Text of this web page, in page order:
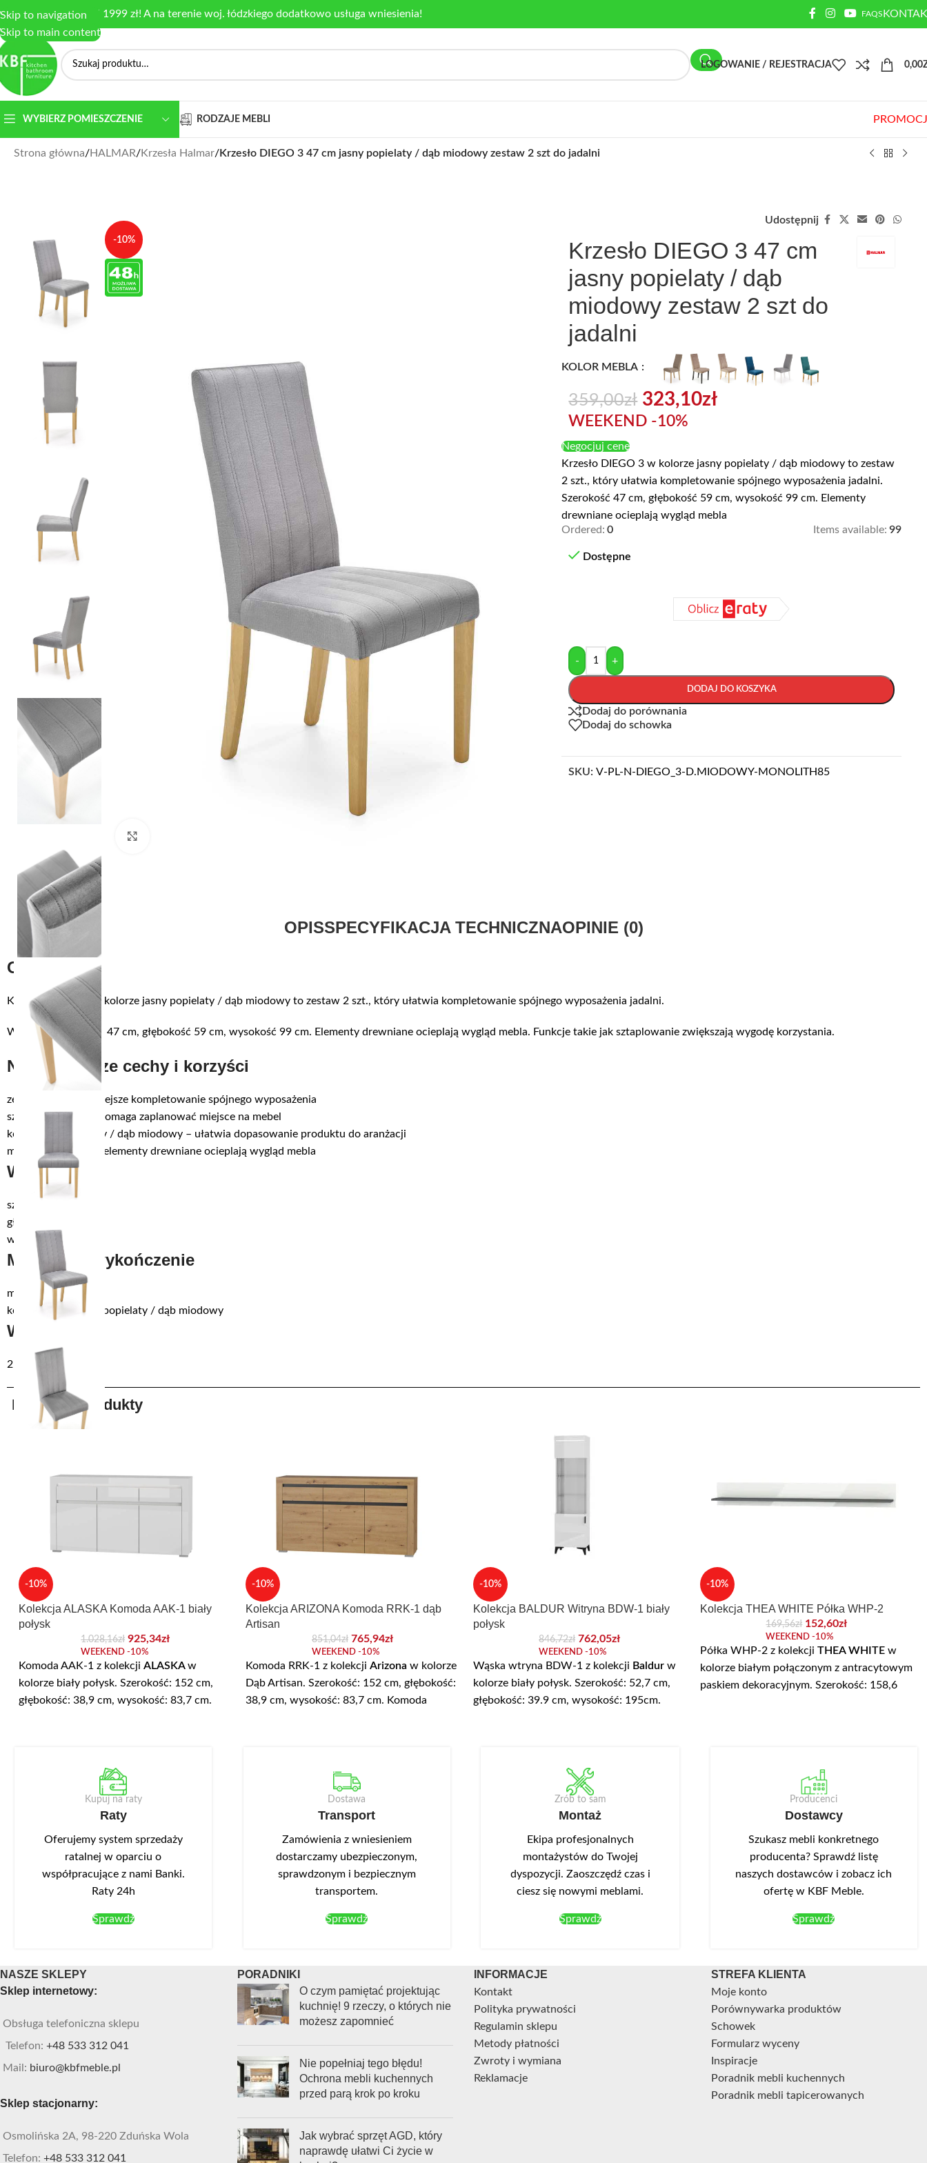
Skip to navigation
Skip to main content
dostawa od 1999 zł! A na terenie woj. łódzkiego dodatkowo usługa wniesienia! FAQS
LOGOWANIE / REJESTRACJA 0,00
WYBIERZ POMIESZCZENIE RODZAJE MEBLI
Strona główna/HALMAR/Krzesła Halmar/Krzesło DIEGO 3 47 cm jasny popielaty / dąb miodowy zestaw 2 szt do jadalni
-10%
Udostępnij
Krzesło DIEGO 3 47 cm
jasny popielaty / dąb
miodowy zestaw 2 szt do
jadalni
KOLOR MEBLA
359,00zł 323,10zł
WEEKEND -10%
Negocjuj cenę
Krzesło DIEGO 3 w kolorze jasny popielaty / dąb miodowy to zestaw
2 szt., który ułatwia kompletowanie spójnego wyposażenia jadalni.
Szerokość 47 cm, głębokość 59 cm, wysokość 99 cm. Elementy
drewniane ocieplają wygląd mebla
Ordered: 0 Items available: 99
Dostępne
- +
DODAJ DO KOSZYKA
Dodaj do porównania
Dodaj do schowka
SKU:V-PL-N-DIEGO_3-D.MIODOWY-MONOLITH85
OPISSPECYFIKACJA TECHNICZNAOPINIE (0)
Opis
Krzesło DIEGO 3 w kolorze jasny popielaty / dąb miodowy to zestaw 2 szt., który ułatwia kompletowanie spójnego wyposażenia jadalni.
Wymiary: szerokość 47 cm, głębokość 59 cm, wysokość 99 cm. Elementy drewniane ocieplają wygląd mebla. Funkcje takie jak sztaplowanie zwiększają wygodę korzystania.
Najważniejsze cechy i korzyści
zestaw 2 szt. – łatwiejsze kompletowanie spójnego wyposażenia
szerokość 47 cm – pomaga zaplanować miejsce na mebel
kolor jasny popielaty / dąb miodowy – ułatwia dopasowanie produktu do aranżacji
materiał: Drewno – elementy drewniane ocieplają wygląd mebla
Wymiary
szerokość: 47 cm
głębokość: 59 cm
wysokość: 99 cm
Materiały i wykończenie
materiał: Drewno
kolor / dekor: jasny popielaty / dąb miodowy
W zestawie
2 szt.
Podobne produkty
-10%
Kolekcja ALASKA Komoda AAK-1 biały
połysk
1.028,16zł 925,34zł
WEEKEND -10%
Komoda AAK-1 z kolekcji ALASKAw
kolorze biały połysk. Szerokość: 152 cm,
głębokość: 38,9 cm, wysokość: 83,7 cm.
mm. We frontach wykonano podchwyty
ułatwiające otwieranie. Opcjonalnie można
dokupić oświetlenie LED NEO-13 w kolorze
białym zimnym, montowane w wieńcu
górnym.
-10%
Kolekcja ARIZONA Komoda RRK-1 dąb
Artisan
851,04zł 765,94zł
WEEKEND -10%
Komoda RRK-1 z kolekcjiArizonaw kolorze
Dąb Artisan. Szerokość: 152 cm, głębokość:
38,9 cm, wysokość: 83,7 cm. Komoda
frontach wykonano podchwyty ułatwiające
otwieranie. Opcjonalnie można dokupić
oświetlenie LED NEO-13 w kolorze białym
zimnym, montowane w wieńcu górnym.
-10%
Kolekcja BALDUR Witryna BDW-1 biały
połysk
846,72zł 762,05zł
WEEKEND -10%
Wąska wtryna BDW-1 z kolekcji Baldur w
kolorze biały połysk. Szerokość: 52,7 cm,
głębokość: 39.9 cm, wysokość: 195cm.
szklane z bezpiecznego hartowanego szkła
raz 3 półki z płyty. Korpus wykonany z płyty
laminowanej, fronty z płyty MDF oklejanej
folią PVC. Dekoracyjnym elementem są
czarne, metalowe uchwyty w wykończeniu
matowym oraz czarne nóżki z wytrzymałego
tworzywa. Zawiasy drzwi z cichym
domykiem. Opcjonalnie można dokupić
zimnym, które montuje się w wieńcu
-10%
Kolekcja THEA WHITE Półka WHP-2
169,56zł 152,60zł
WEEKEND -10%
Półka WHP-2 z kolekcji THEA WHITE w
kolorze białym połączonym z antracytowym
paskiem dekoracyjnym. Szerokość: 158,6
Kupuj na raty
Raty
Oferujemy system sprzedaży
ratalnej w oparciu o
współpracujące z nami Banki.
Raty 24h
Sprawdź
Dostawa
Transport
Zamówienia z wniesieniem
dostarczamy ubezpieczonym,
sprawdzonym i bezpiecznym
transportem.
Sprawdź
Zrób to sam
Montaż
Ekipa profesjonalnych
montażystów do Twojej
dyspozycji. Zaoszczędź czas i
ciesz się nowymi meblami.
Sprawdź
Producenci
Dostawcy
Szukasz mebli konkretnego
producenta? Sprawdź listę
naszych dostawców i zobacz ich
ofertę w KBF Meble.
Sprawdź
NASZE SKLEPY
Sklep internetowy:
Obsługa telefoniczna sklepu
Telefon: +48 533 312 041
Mail: biuro@kbfmeble.pl
Sklep stacjonarny:
Osmolińska 2A, 98-220 Zduńska Wola
Telefon: +48 533 312 041
PORADNIKI
O czym pamiętać projektując
kuchnię! 9 rzeczy, o których nie
możesz zapomnieć
Nie popełniaj tego błędu!
Ochrona mebli kuchennych
przed parą krok po kroku
Jak wybrać sprzęt AGD, który
naprawdę ułatwi Ci życie w
INFORMACJE
Kontakt
Polityka prywatności
Regulamin sklepu
Metody płatności
Zwroty i wymiana
Reklamacje
STREFA KLIENTA
Moje konto
Porównywarka produktów
Schowek
Formularz wyceny
Inspiracje
Poradnik mebli kuchennych
Poradnik mebli tapicerowanych